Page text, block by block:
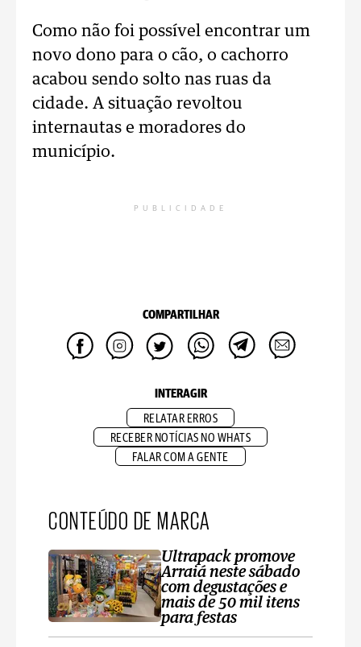
Como não foi possível encontrar um
novo dono para o cão, o cachorro
acabou sendo solto nas ruas da
cidade. A situação revoltou
internautas e moradores do
município.
PUBLICIDADE
COMPARTILHAR
INTERAGIR
RELATAR ERROS
RECEBER NOTÍCIAS NO WHATS
FALAR COM A GENTE
CONTEÚDO DE MARCA
Ultrapack promove
Arraiá neste sábado
com degustações e
mais de 50 mil itens
para festas